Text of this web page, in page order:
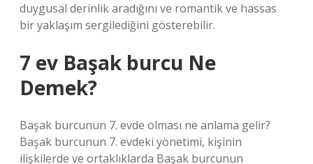
duygusal derinlik aradığını ve romantik ve hassas
bir yaklaşım sergilediğini gösterebilir.
7 ev Başak burcu Ne
Demek?
Başak burcunun 7. evde olması ne anlama gelir?
Başak burcunun 7. evdeki yönetimi, kişinin
ilişkilerde ve ortaklıklarda Başak burcunun